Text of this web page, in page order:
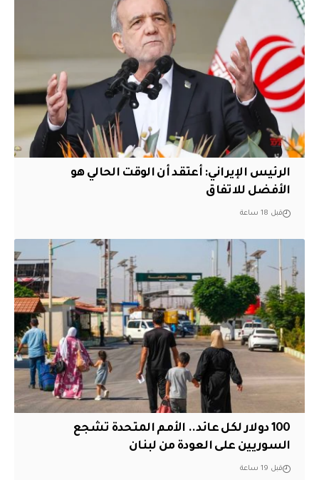
الرئيس الإيراني: أعتقد أن الوقت الحالي هو
الأفضل للاتفاق
قبل 18 ساعة
100 دولار لكل عائد.. الأمم المتحدة تشجع
السوريين على العودة من لبنان
قبل 19 ساعة